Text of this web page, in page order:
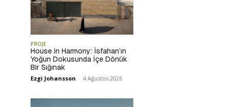
PROJE
House in Harmony: İsfahan’ın
Yoğun Dokusunda İçe Dönük
Bir Sığınak
Ezgi Johansson - 4 Ağustos 2026